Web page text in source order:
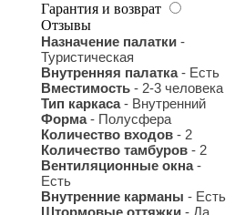
Гарантия и возврат
Отзывы
Назначение палатки -
Туристическая
Внутренняя палатка- Есть
Вместимость - 2-3 человека
Тип каркаса- Внутренний
Форма- Полусфера
Количество входов - 2
Количество тамбуров - 2
Вентиляционные окна-
Есть
Внутренние карманы - Есть